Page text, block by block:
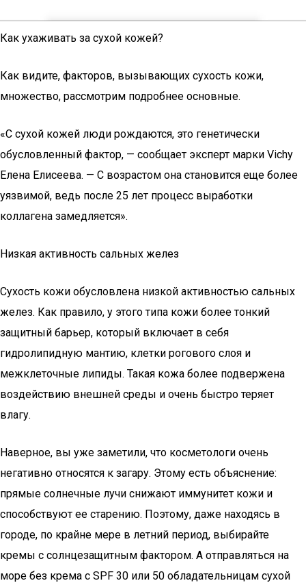
Как ухаживать за сухой кожей?
Как видите, факторов, вызывающих сухость кожи,
множество, рассмотрим подробнее основные.
«С сухой кожей люди рождаются, это генетически
обусловленный фактор, — сообщает эксперт марки Vichy
Елена Елисеева. — С возрастом она становится еще более
уязвимой, ведь после 25 лет процесс выработки
коллагена замедляется».
Низкая активность сальных желез
Сухость кожи обусловлена низкой активностью сальных
желез. Как правило, у этого типа кожи более тонкий
защитный барьер, который включает в себя
гидролипидную мантию, клетки рогового слоя и
межклеточные липиды. Такая кожа более подвержена
воздействию внешней среды и очень быстро теряет
влагу.
Наверное, вы уже заметили, что косметологи очень
негативно относятся к загару. Этому есть объяснение:
прямые солнечные лучи снижают иммунитет кожи и
способствуют ее старению. Поэтому, даже находясь в
городе, по крайне мере в летний период, выбирайте
кремы с солнцезащитным фактором. А отправляться на
море без крема с SPF 30 или 50 обладательницам сухой